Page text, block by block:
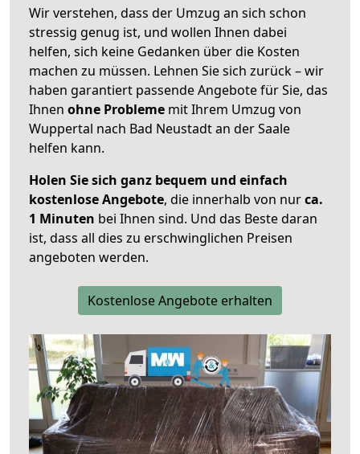
Wir verstehen, dass der Umzug an sich schon
stressig genug ist, und wollen Ihnen dabei
helfen, sich keine Gedanken über die Kosten
machen zu müssen. Lehnen Sie sich zurück – wir
haben garantiert passende Angebote für Sie, das
Ihnen ohne Probleme mit Ihrem Umzug von
Wuppertal nach Bad Neustadt an der Saale
helfen kann.
Holen Sie sich ganz bequem und einfach
kostenlose Angebote, die innerhalb von nurca.
1 Minuten bei Ihnen sind. Und das Beste daran
ist, dass all dies zu erschwinglichen Preisen
angeboten werden.
Kostenlose Angebote erhalten